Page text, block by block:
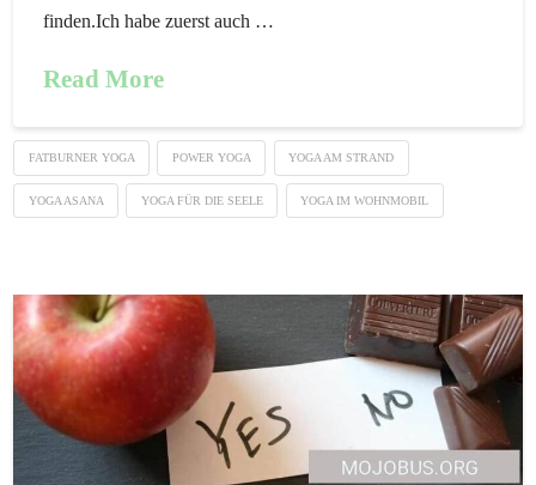
finden.Ich habe zuerst auch …
Read More
FATBURNER YOGA POWER YOGA YOGA AM STRAND
YOGA ASANA YOGA FÜR DIE SEELE YOGA IM WOHNMOBIL